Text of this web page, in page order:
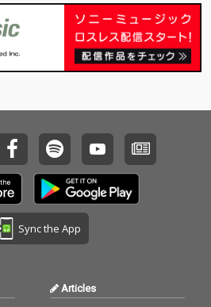
Sync the App
Articles